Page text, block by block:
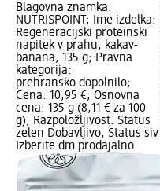
Blagovna znamka:
NUTRISPOINT; Ime izdelka:
Regeneracijski proteinski
napitek v prahu, kakav-
banana, 135 g; Pravna
kategorija:
prehransko dopolnilo;
Cena: 10,95 €; Osnovna
cena: 135 g (8,11 € za 100
g); Razpoložljivost: Status
zelen Dobavljivo, Status siv
Izberite dm prodajalno